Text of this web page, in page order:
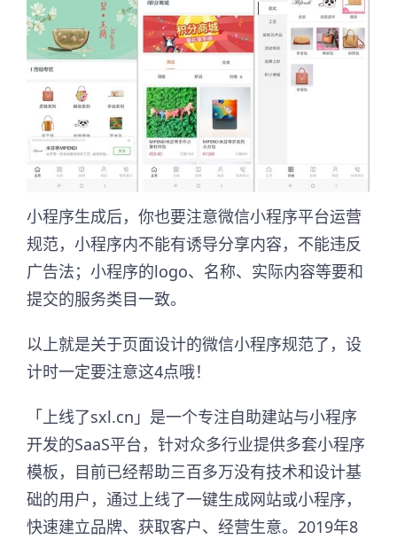
小程序生成后，你也要注意微信小程序平台运营
规范，小程序内不能有诱导分享内容，不能违反
广告法；小程序的logo、名称、实际内容等要和
提交的服务类目一致。
以上就是关于页面设计的微信小程序规范了，设
计时一定要注意这4点哦！
「上线了sxl.cn」是一个专注自助建站与小程序
开发的SaaS平台，针对众多行业提供多套小程序
模板，目前已经帮助三百多万没有技术和设计基
础的用户，通过上线了一键生成网站或小程序，
快速建立品牌、获取客户、经营生意。2019年8